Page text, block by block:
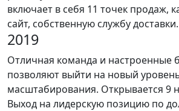
включает в себя 11 точек продаж,
сайт, собственную службу доставки.
2019
Отличная команда и настроенные
позволяют выйти на новый
масштабирования. Открывается 9
Выход на лидерскую позицию по